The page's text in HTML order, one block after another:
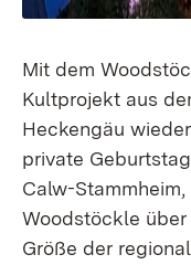
Mit dem
Kultprojekt aus
Heckengäu
private
Calw-
Woodstöckle
Größe der